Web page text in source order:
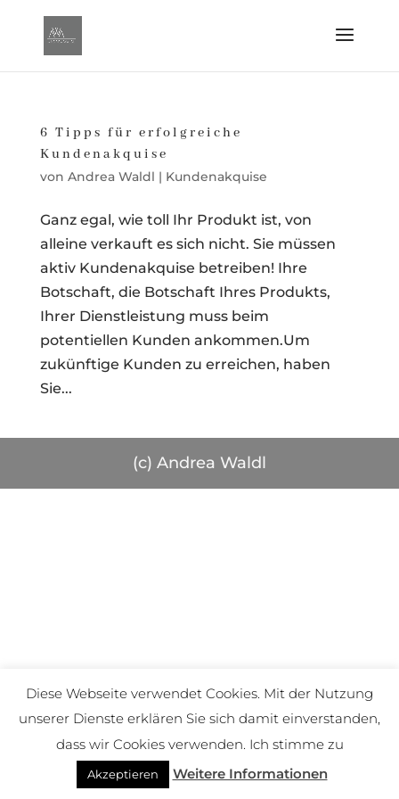
6 Tipps für erfolgreiche
Kundenakquise
von Andrea Waldl | Kundenakquise
Ganz egal, wie toll Ihr Produkt ist, von
alleine verkauft es sich nicht. Sie müssen
aktiv Kundenakquise betreiben! Ihre
Botschaft, die Botschaft Ihres Produkts,
Ihrer Dienstleistung muss beim
potentiellen Kunden ankommen.Um
zukünftige Kunden zu erreichen, haben
Sie...
(c) Andrea Waldl
Diese Webseite verwendet Cookies. Mit der Nutzung
unserer Dienste erklären Sie sich damit einverstanden,
dass wir Cookies verwenden. Ich stimme zu
Akzeptieren Weitere Informationen